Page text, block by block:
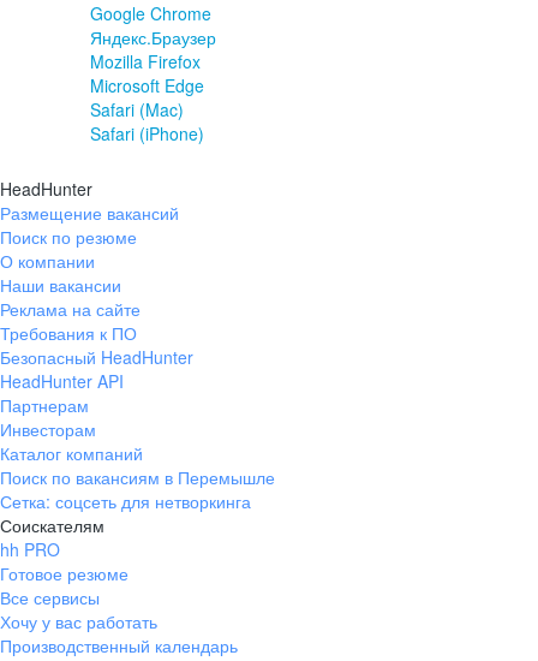
Google Chrome
Яндекс.Браузер
Mozilla Firefox
Microsoft Edge
Safari (Mac)
Safari (iPhone)
HeadHunter
Размещение вакансий
Поиск по резюме
О компании
Наши вакансии
Реклама на сайте
Требования к ПО
Безопасный HeadHunter
HeadHunter API
Партнерам
Инвесторам
Каталог компаний
Поиск по вакансиям в Перемышле
Сетка: соцсеть для нетворкинга
Соискателям
hh PRO
Готовое резюме
Все сервисы
Хочу у вас работать
Производственный календарь